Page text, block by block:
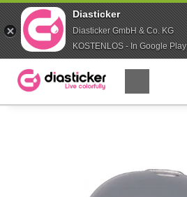
Diasticker
Diasticker GmbH & Co. KG
KOSTENLOS - In Google Play